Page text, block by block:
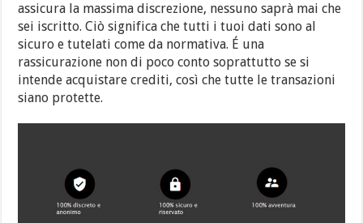
assicura la massima discrezione, nessuno saprà mai che
sei iscritto. Ciò significa che tutti i tuoi dati sono al
sicuro e tutelati come da normativa. É una
rassicurazione non di poco conto soprattutto se si
intende acquistare crediti, così che tutte le transazioni
siano protette.